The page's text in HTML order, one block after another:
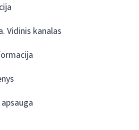
Vidinis kanalas